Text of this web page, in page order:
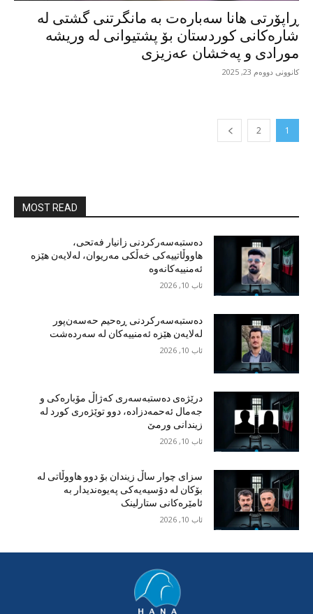
ڕاپۆرتی هانا سەبارەت بە مانگرتنی گشتی لە
شارەکانی کوردستان بۆ پشتیوانی لە وریشە
مورادی و پەخشان عەزیزی
کانوونی دووەم 23, 2025
1
2
MOST READ
دەستبەسەرکردنی زانیار فەتحی،
هاووڵاتییەکی خەڵکی مەریوان، لەلایەن هێزە
ئەمنییەکانەوە
ئاب 10, 2026
دەستبەسەرکردنی ڕەحیم حەسەن‌پور
لەلایەن هێزە ئەمنییەکان لە سەردەشت
ئاب 10, 2026
درێژەی دەستبەسەری کەژاڵ مۆبارەکی و
جەمال ئەحمەدزادە، دوو توێژەری کورد لە
زیندانی ورمێ
ئاب 10, 2026
سزای چوار ساڵ زیندان بۆ دوو هاووڵاتی لە
بۆکان لە دۆسیەیەکی پەیوەندیدار بە
ئامێرەکانی ستارلینک
ئاب 10, 2026